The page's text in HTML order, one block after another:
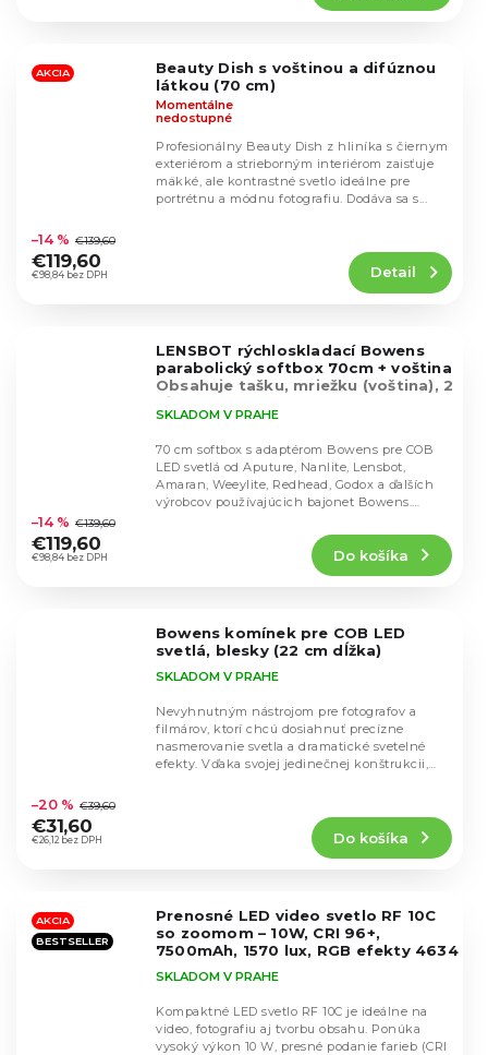
hviezdičiek.
AKCIA
Beauty Dish s voštinou a difúznou
látkou (70 cm)
hodnotenie
produktu
je
Momentálne
nedostupné
€98,84 bez DPH
–14 % €139,60
€119,60 Detail
Profesionálny Beauty Dish z hliníka s čiernym
exteriérom a strieborným interiérom zaisťuje
mäkké, ale kontrastné svetlo ideálne pre
portrétnu a módnu fotografiu. Dodáva sa s...
LENSBOT rýchloskladací Bowens
parabolický softbox 70cm + voština
Obsahuje tašku, mriežku (voština), 2
difúze
hodnotenie
produktu
je
SKLADOM V PRAHE
€98,84 bez DPH
–14 % €139,60
€119,60
Do košíka
70 cm softbox s adaptérom Bowens pre COB
LED svetlá od Aputure, Nanlite, Lensbot,
Amaran, Weeylite, Redhead, Godox a ďalších
výrobcov používajúcich bajonet Bowens.
Bowens komínek pre COB LED
svetlá, blesky (22 cm dĺžka)
hodnotenie
produktu
je
hviezdičiek.
SKLADOM V PRAHE
€26,12 bez DPH
–20 % €39,60
€31,60
Do košíka
Nevyhnutným nástrojom pre fotografov a
filmárov, ktorí chcú dosiahnuť precízne
nasmerovanie svetla a dramatické svetelné
efekty. Vďaka svojej jedinečnej konštrukcii,
AKCIA
BESTSELLER
Prenosné LED video svetlo RF 10C
so zoomom – 10W, CRI 96+,
7500mAh, 1570 lux, RGB efekty 4634
SKLADOM V PRAHE
Kompaktné LED svetlo RF 10C je ideálne na
video, fotografiu aj tvorbu obsahu. Ponúka
vysoký výkon 10 W, presné podanie farieb (CRI